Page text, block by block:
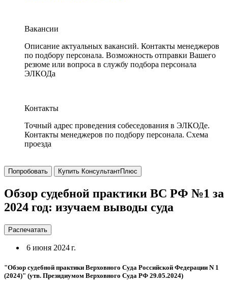
Вакансии
Описание актуальных вакансий. Контакты менеджеров
по подбору персонала. Возможность отправки Вашего
резюме или вопроса в службу подбора персонала
ЭЛКОДа
Контакты
Точный адрес проведения собеседования в ЭЛКОДе.
Контакты менеджеров по подбору персонала. Схема
проезда
Попробовать Купить КонсультантПлюс
Обзор судебной практики ВС РФ №1 за
2024 год: изучаем выводы суда
Распечатать
6 июня 2024 г.
"Обзор судебной практики Верховного Суда Российской Федерации N 1
(2024)" (утв. Президиумом Верховного Суда РФ 29.05.2024)